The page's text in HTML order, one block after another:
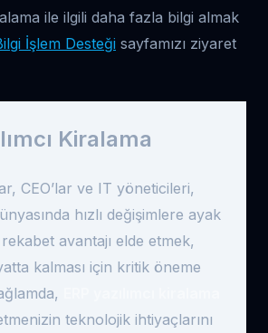
ile ilgili daha fazla bilgi almak
İşlem Desteği sayfamızı ziyaret
Kiralama
CEO’lar ve IT yöneticileri,
hızlı değişimlere ayak
avantajı elde etmek,
kalması için kritik öneme
teknolojik ihtiyaçlarını